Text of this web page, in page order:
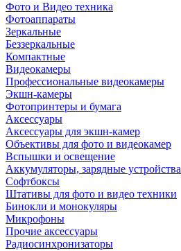
Фото и Видео техника
Фотоаппараты
Зеркальные
Беззеркальные
Компактные
Видеокамеры
Профессиональные видеокамеры
Экшн-камеры
Фотопринтеры и бумага
Аксессуары
Аксессуары для экшн-камер
Объективы для фото и видеокамер
Вспышки и освещение
Аккумуляторы, зарядные устройства
Софтбоксы
Штативы для фото и видео техники
Бинокли и монокуляры
Микрофоны
Прочие аксессуары
Радиосинхронизаторы